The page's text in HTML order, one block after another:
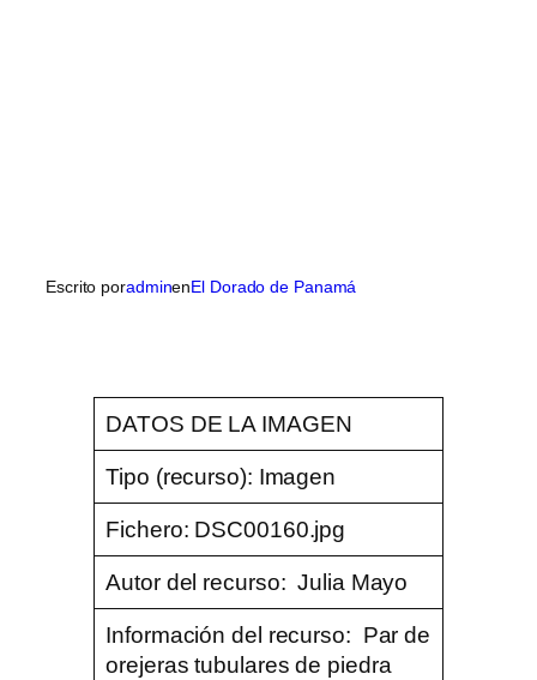
Escrito poradminenEl Dorado de Panamá
DATOS DE LA IMAGEN
Tipo (recurso): Imagen
Fichero: DSC00160.jpg
Autor del recurso: Julia Mayo
Información del recurso: Par de
orejeras tubulares de piedra